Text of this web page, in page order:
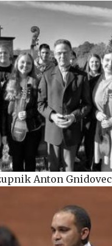
Anton Gnidovec